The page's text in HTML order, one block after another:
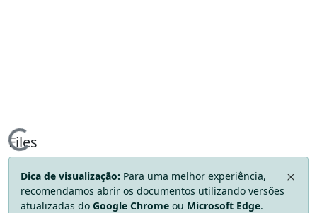
Loading...
Files
Dica de visualização: Para uma melhor experiência,
recomendamos abrir os documentos utilizando versões
atualizadas do Google Chrome ou Microsoft Edge.